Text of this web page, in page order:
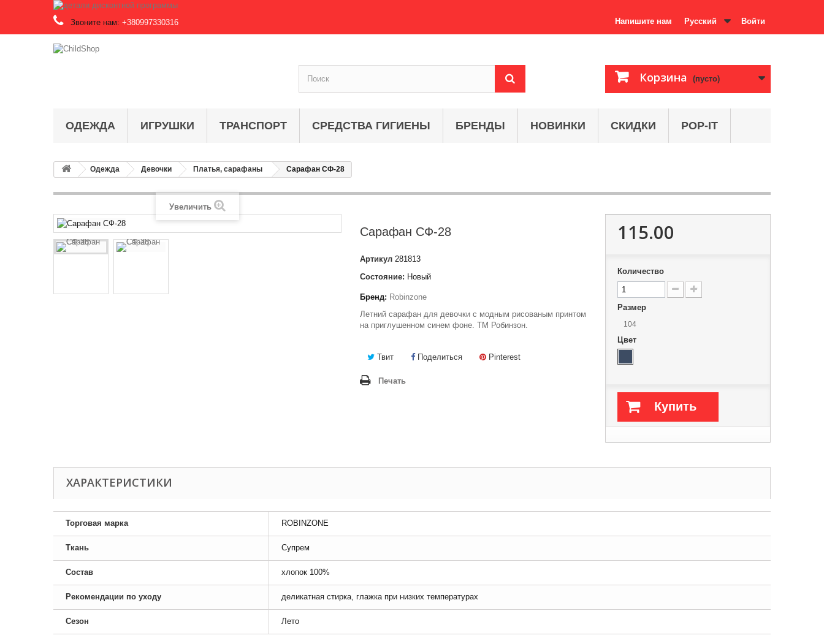
Войти
Русский
Напишите нам
Звоните нам: +380997330316
Корзина (пусто)
ОДЕЖДА ИГРУШКИ ТРАНСПОРТ СРЕДСТВА ГИГИЕНЫ БРЕНДЫ НОВИНКИ СКИДКИ POP-IT
Одежда Девочки Платья, сарафаны Сарафан СФ-28
Увеличить
Сарафан СФ-28
Артикул 281813
Состояние: Новый
Бренд: Robinzone
Летний сарафан для девочки с модным рисованым принтом
на приглушенном синем фоне. ТМ Робинзон.
Твит Поделиться Pinterest
Печать
115.00
Количество
Размер
104
Цвет
Купить
ХАРАКТЕРИСТИКИ
Торговая марка ROBINZONE
Ткань Супрем
Состав хлопок 100%
Рекомендации по уходу деликатная стирка, глажка при низких температурах
Сезон Лето